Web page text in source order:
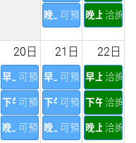
晚上可預訂晚上 洽詢
20日
早上可預訂
下午可預訂
晚上可預訂
21日
早上可預訂
下午可預訂
晚上可預訂
22日
早上 洽詢
下午 洽詢
晚上 洽詢